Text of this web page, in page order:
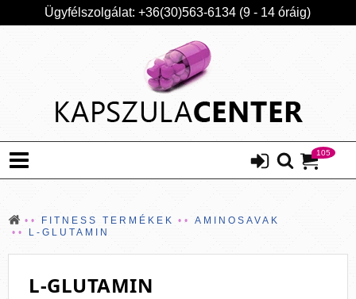
Ügyfélszolgálat: +36(30)563-6134 (9 - 14 óráig)
105
FITNESS TERMÉKEK
AMINOSAVAK
L-GLUTAMIN
L-GLUTAMIN